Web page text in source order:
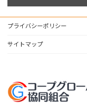
プライバシーポリシー
サイトマップ